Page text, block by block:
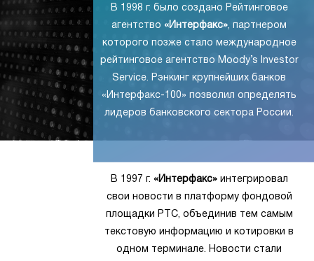
В 1998 г. было создано Рейтинговое
агентство «Интерфакс», партнером
которого позже стало международное
рейтинговое агентство Moody’s Investor
Service. Рэнкинг крупнейших банков
«Интерфакс-100» позволил определять
лидеров банковского сектора России.
В 1997 г. «Интерфакс»интегрировал
свои новости в платформу фондовой
площадки РТС, объединив тем самым
текстовую информацию и котировки в
одном терминале. Новости стали